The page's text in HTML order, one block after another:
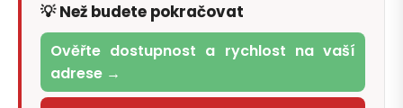
💡 Než budete pokračovat
Ověřte dostupnost a rychlost na vaší
adrese →